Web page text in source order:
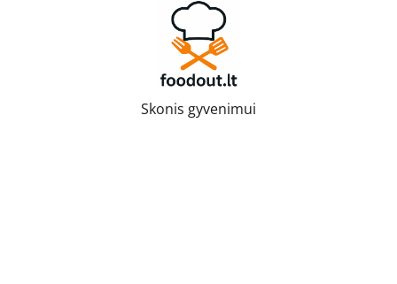
Skonis gyvenimui